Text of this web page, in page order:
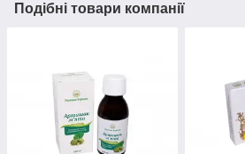
Подібні товари компанії